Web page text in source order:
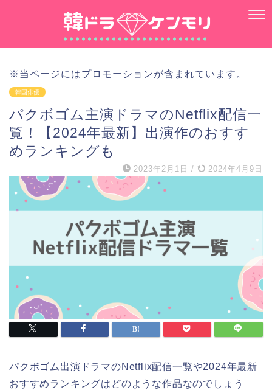
※当ページにはプロモーションが含まれています。
韓国俳優
パクボゴム主演ドラマのNetflix配信一
覧！【2024年最新】出演作のおすす
めランキングも
2023年2月1日 / 2024年4月9日
パクボゴム出演ドラマのNetflix配信一覧や2024年最新
おすすめランキングはどのような作品なのでしょう